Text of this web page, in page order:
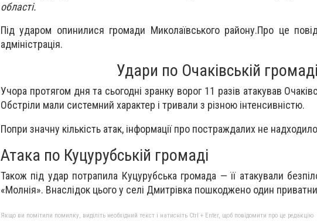
області.
Під ударом опинилися громади Миколаївського району.Про це
адміністрація.
Удари по Очаківській громаді
Учора протягом дня та сьогодні зранку ворог 11 разів атакував
Обстріли мали системний характер і тривали з різною інтенсивністю.
Попри значну кількість атак, інформації про постраждалих не
Атака по Куцурубській громаді
Також під удар потрапила Куцурубська громада — її атакували
«Молнія». Внаслідок цього у селі Дмитрівка пошкоджено один
Якщо ви помітили помилку, виділіть необхідний текст і натисніть Ctrl + Enter, щоб повідомити про це редакцію